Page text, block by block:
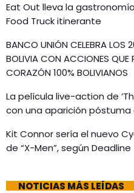
Eat Out lleva la
Food Truck itinerante
BANCO UNIÓN CELEBRA LOS
BOLIVIA CON ACCIONES QUE
CORAZÓN 100% BOLIVIANOS
La película live-action de
con una aparición póstuma
Kit Connor sería el nuevo
de “X-Men”, según Deadline
NOTICIAS MÁS LEÍDAS